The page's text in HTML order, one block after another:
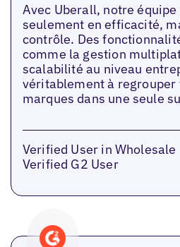
Avec Uberall, notre
seulement en efficacité,
contrôle. Des
comme la gestion
scalabilité au niveau
véritablement à regrouper
marques dans une seule
Verified User in Wholesale
Verified G2 User